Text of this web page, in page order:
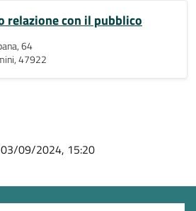
relazione con il pubblico
64
47922
03/09/2024, 15:20